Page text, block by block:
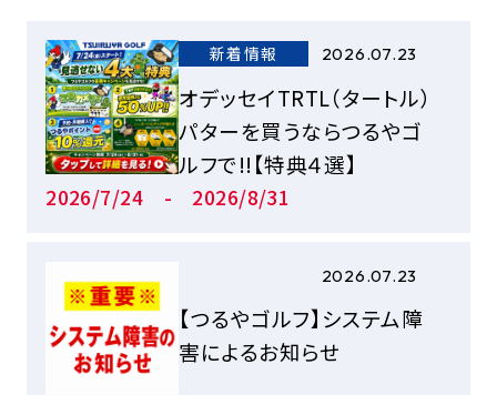
新着情報 2026.07.23
オデッセイTRTL（タートル）
パターを買うならつるやゴ
ルフで!!【特典４選】
2026/7/24 - 2026/8/31
2026.07.23
【つるやゴルフ】システム障
害によるお知らせ